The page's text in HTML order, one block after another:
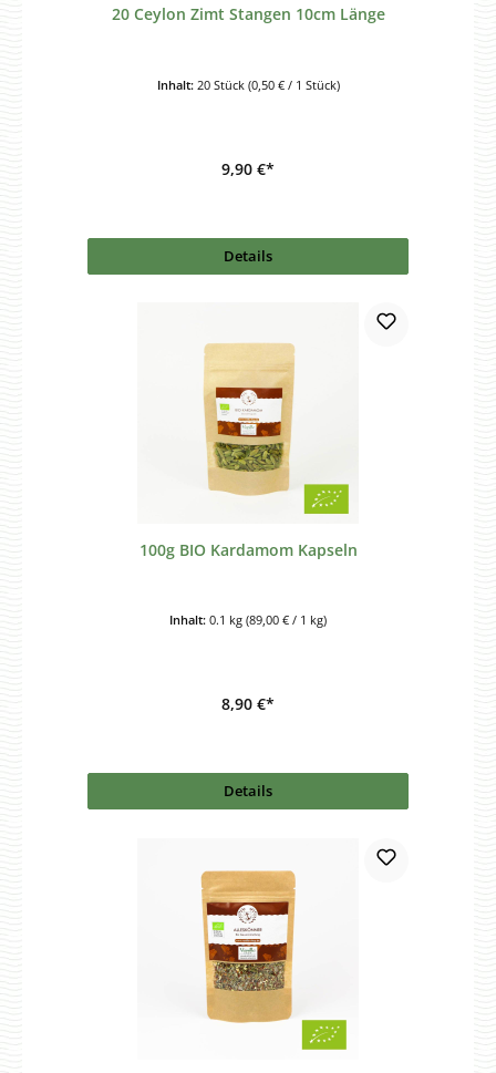
20 Ceylon Zimt Stangen 10cm Länge
Inhalt: 20 Stück (0,50 € / 1 Stück)
9,90 €*
Details
100g BIO Kardamom Kapseln
Inhalt: 0.1 kg (89,00 € / 1 kg)
8,90 €*
Details